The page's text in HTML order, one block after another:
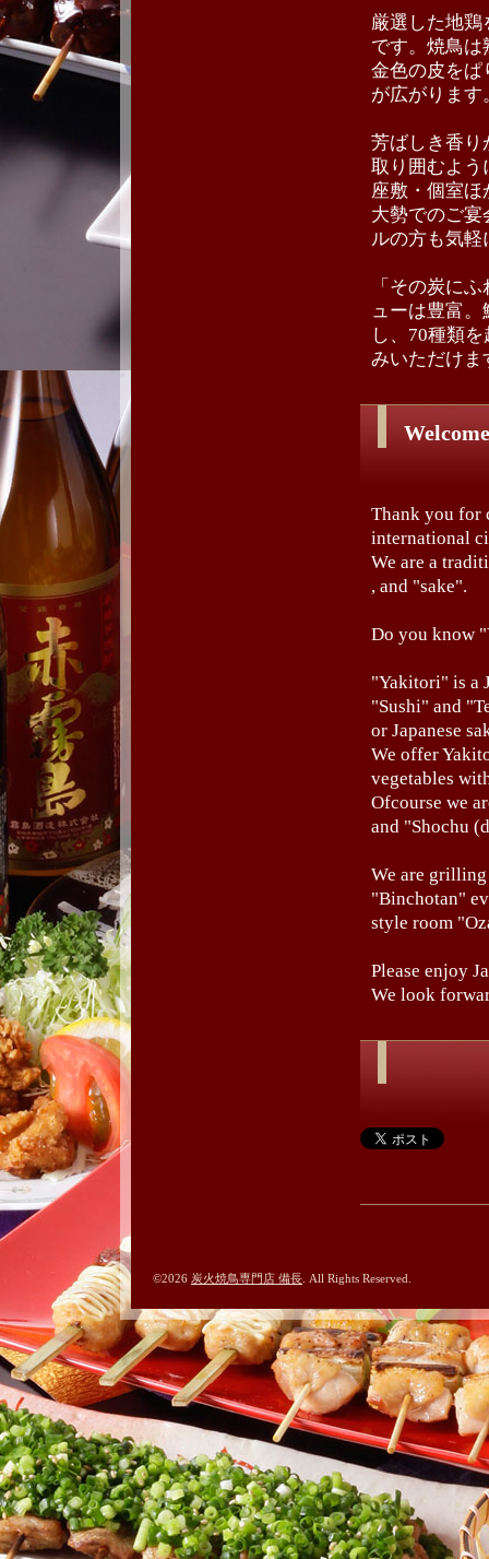
厳選した地
です。焼鳥
金色の皮をぱ
が広がります
芳ばしき香り
取り囲むよう
座敷・個室
大勢でのご
ルの方も気
「その炭に
ューは豊富
し、70種類
みいただけま
Thank you for
international
We are a
, and "sake".
Do you know
"Yakitori" is a
"Sushi" and
or Japanese
We offer
vegetables
Ofcourse we
and "Shochu
We are grilling
"Binchotan"
style room
Please enjoy
We look
©2026 炭火焼鳥専門店 備長 . All Rights Reserved.